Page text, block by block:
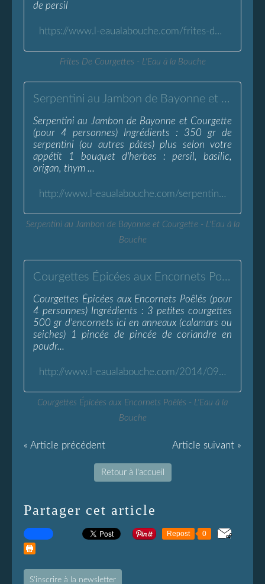
de persil
https://www.l-eaualabouche.com/frites-de-courgettes.html
Frites De Courgettes - L'Eau à la Bouche
Serpentini au Jambon de Bayonne et Courgette - L'Eau à la Bouche
Serpentini au Jambon de Bayonne et Courgette
(pour 4 personnes) Ingrédients : 350 gr de
serpentini (ou autres pâtes) plus selon votre
appétit 1 bouquet d'herbes : persil, basilic,
origan, thym ...
http://www.l-eaualabouche.com/serpentini-jambon-bayonne-courgette.html
Serpentini au Jambon de Bayonne et Courgette - L'Eau à la
Bouche
Courgettes Épicées aux Encornets Poêlés - L'Eau à la Bouche
Courgettes Épicées aux Encornets Poêlés (pour
4 personnes) Ingrédients : 3 petites courgettes
500 gr d'encornets ici en anneaux (calamars ou
seiches) 1 pincée de pincée de coriandre en
poudr...
http://www.l-eaualabouche.com/2014/09/courgettes-epicees-encornets-poeles.html
Courgettes Épicées aux Encornets Poêlés - L'Eau à la
Bouche
« Article précédent Article suivant »
Retour à l'accueil
Partager cet article
Repost 0
S'inscrire à la newsletter